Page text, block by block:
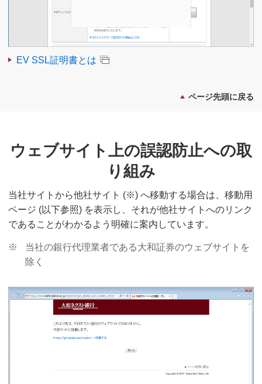
EV SSL証明書とは
ページ先頭に戻る
ウェブサイト上の誤認防止への取
り組み
当社サイトから他社サイト (※) へ移動する場合は、移動用
ページ (以下参照) を表示し、それが他社サイトへのリンク
であることがわかるよう明確に案内しています。
※
当社の銀行代理業者である大和証券のウェブサイトを
除く